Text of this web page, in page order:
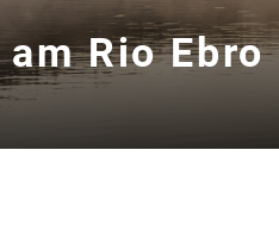
Rio Ebro